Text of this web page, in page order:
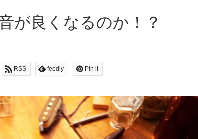
が良くなるのか！？
RSS feedly Pin it